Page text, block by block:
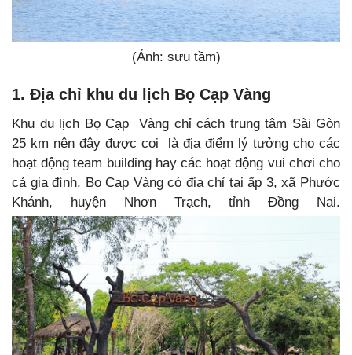
(Ảnh: sưu tầm)
1. Địa chỉ khu du lịch Bọ Cạp Vàng
Khu du lịch Bọ Cạp Vàng chỉ cách trung tâm Sài Gòn
25 km nên đây được coi là địa điểm lý tưởng cho các
hoạt động team building hay các hoạt động vui chơi cho
cả gia đình. Bọ Cạp Vàng có địa chỉ tại ấp 3, xã Phước
Khánh, huyện Nhơn Trạch, tỉnh Đồng Nai.